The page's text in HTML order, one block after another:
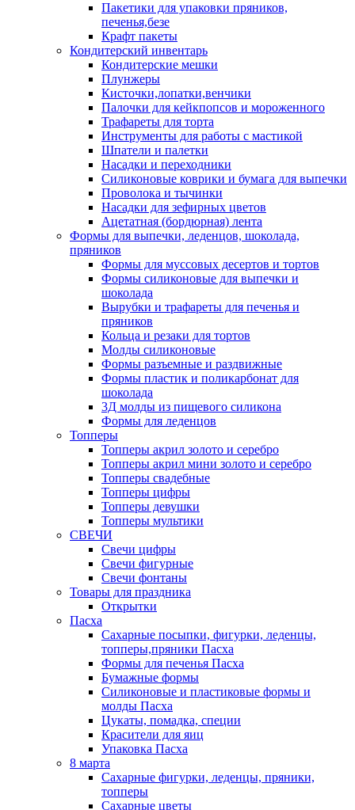
Пакетики для упаковки пряников,
печенья,безе
Крафт пакеты
Кондитерский инвентарь
Кондитерские мешки
Плунжеры
Кисточки,лопатки,венчики
Палочки для кейкпопсов и мороженного
Трафареты для торта
Инструменты для работы с мастикой
Шпатели и палетки
Насадки и переходники
Силиконовые коврики и бумага для выпечки
Проволока и тычинки
Насадки для зефирных цветов
Ацетатная (бордюрная) лента
Формы для выпечки, леденцов, шоколада,
пряников
Формы для муссовых десертов и тортов
Формы силиконовые для выпечки и
шоколада
Вырубки и трафареты для печенья и
пряников
Кольца и резаки для тортов
Молды силиконовые
Формы разъемные и раздвижные
Формы пластик и поликарбонат для
шоколада
3Д молды из пищевого силикона
Формы для леденцов
Топперы
Топперы акрил золото и серебро
Топперы акрил мини золото и серебро
Топперы свадебные
Топперы цифры
Топперы девушки
Топперы мультики
СВЕЧИ
Свечи цифры
Свечи фигурные
Свечи фонтаны
Товары для праздника
Открытки
Пасха
Сахарные посыпки, фигурки, леденцы,
топперы,пряники Пасха
Формы для печенья Пасха
Бумажные формы
Силиконовые и пластиковые формы и
молды Пасха
Цукаты, помадка, специи
Красители для яиц
Упаковка Пасха
8 марта
Сахарные фигурки, леденцы, пряники,
топперы
Сахарные цветы